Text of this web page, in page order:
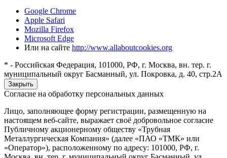
Google Chrome
Apple Safari
Mozilla Firefox
Microsoft Edge
Или на сайте http://www.allaboutcookies.org
* - Российская Федерация, 101000, РФ, г. Москва, вн. тер. г.
муниципальный округ Басманный, ул. Покровка, д. 40, стр.2А
Закрыть
Согласие на обработку персональных данных
Лицо, заполняющее форму регистрации, размещенную на
настоящем веб-сайте, выражает своё добровольное согласие
Публичному акционерному обществу «Трубная
Металлургическая Компания» (далее «ПАО «ТМК» или
«Оператор»), расположенному по адресу: 101000, РФ, г.